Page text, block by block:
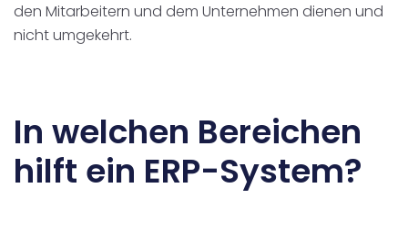
den Mitarbeitern und dem Unternehmen dienen und
nicht umgekehrt.
In welchen Bereichen
hilft ein ERP-System?